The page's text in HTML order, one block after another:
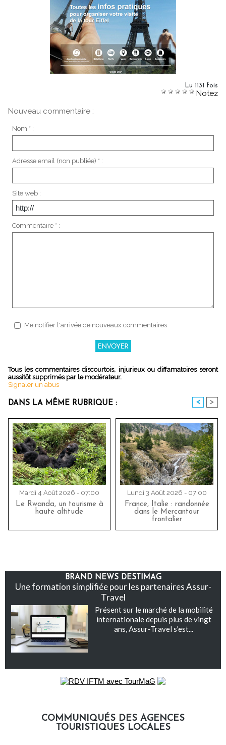
Lu 1131 fois
Notez
Nouveau commentaire :
Nom * :
Adresse email (non publiée) * :
Site web :
Commentaire * :
Me notifier l'arrivée de nouveaux commentaires
Tous les commentaires discourtois, injurieux ou diffamatoires seront
aussitôt supprimés par le modérateur.
Signaler un abus
DANS LA MÊME RUBRIQUE : < >
Mardi 4 Août 2026 - 07:00
Le Rwanda, un tourisme à
haute altitude
Lundi 3 Août 2026 - 07:00
France, Italie : randonnée
dans le Mercantour
frontalier
BRAND NEWS DESTIMAG
Une formation simplifiée pour les partenaires Assur-
Travel
Présent sur le marché de la mobilité
internationale depuis plus de vingt
ans, Assur-Travel s'est...
COMMUNIQUÉS DES AGENCES
TOURISTIQUES LOCALES